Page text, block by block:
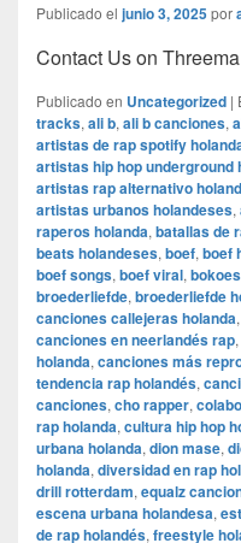
Publicado el junio 3, 2025por
Contact Us on Threema
Publicado en Uncategorized |
tracks, ali b, ali b canciones,
artistas de rap spotify
artistas hip hop underground
artistas rap alternativo
artistas urbanos holandeses,
raperos holanda, batallas de
beats holandeses, boef, boef
boef songs, boef viral,
broederliefde, broederliefde
canciones callejeras holanda,
canciones en neerlandés rap,
holanda, canciones más
tendencia rap holandés,
canciones, cho rapper,
rap holanda, cultura hip hop
urbana holanda, dion mase,
holanda, diversidad en rap
drill rotterdam, equalz
escena urbana holandesa,
de rap holandés, freestyle